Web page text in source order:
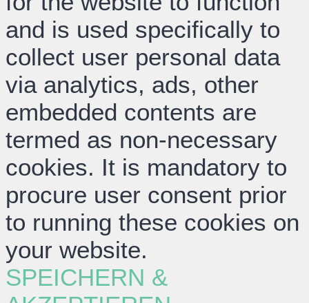
and is used specifically to
collect user personal data
via analytics, ads, other
embedded contents are
termed as non-necessary
cookies. It is mandatory to
procure user consent prior
to running these cookies on
your website.
SPEICHERN &